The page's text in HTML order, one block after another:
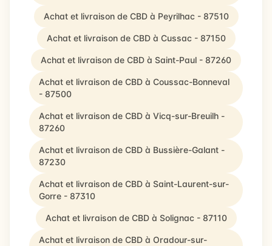
Achat et livraison de CBD à Peyrilhac - 87510
Achat et livraison de CBD à Cussac - 87150
Achat et livraison de CBD à Saint-Paul - 87260
Achat et livraison de CBD à Coussac-Bonneval
- 87500
Achat et livraison de CBD à Vicq-sur-Breuilh -
87260
Achat et livraison de CBD à Bussière-Galant -
87230
Achat et livraison de CBD à Saint-Laurent-sur-
Gorre - 87310
Achat et livraison de CBD à Solignac - 87110
Achat et livraison de CBD à Oradour-sur-